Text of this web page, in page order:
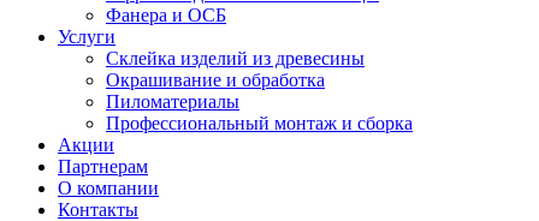
Фанера и ОСБ
Услуги
Склейка изделий из древесины
Окрашивание и обработка
Пиломатериалы
Профессиональный монтаж и сборка
Акции
Партнерам
О компании
Контакты